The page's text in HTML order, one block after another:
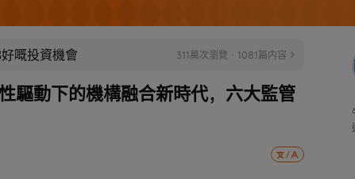
嘅投資機會 311萬次瀏覽 · 1081篇内容
驅動下的機構融合新時代，六大監管